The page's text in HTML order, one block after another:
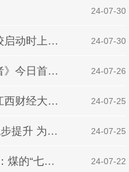
| 24-07-30
生态环境部：碳市场价格较启动时上涨超90% | 24-07-30
保护穿山甲纪录片《寻护者》今日首映 公益大使王一博呼吁全社会共同参与 | 24-07-26
绿色梦想，青春同行——江西财经大学绿派社“绿色长征”项目立项成功 | 24-07-25
细读碳市场“年报”：活力稳步提升 为全球贡献“中国方案” | 24-07-25
“碳”路先行｜求解“碳中和”：煤的“七十二变” | 24-07-22